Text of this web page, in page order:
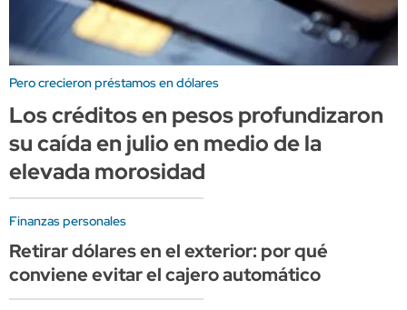
Pero crecieron préstamos en dólares
Los créditos en pesos profundizaron
su caída en julio en medio de la
elevada morosidad
Finanzas personales
Retirar dólares en el exterior: por qué
conviene evitar el cajero automático